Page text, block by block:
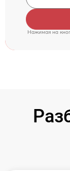
Нажимая на